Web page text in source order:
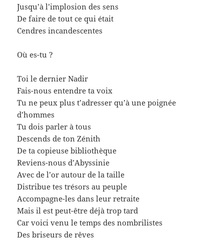
Jusqu’à l’implosion des sens
De faire de tout ce qui était
Cendres incandescentes
Où es-tu ?
Toi le dernier Nadir
Fais-nous entendre ta voix
Tu ne peux plus t’adresser qu’à une poignée
d’hommes
Tu dois parler à tous
Descends de ton Zénith
De ta copieuse bibliothèque
Reviens-nous d’Abyssinie
Avec de l’or autour de la taille
Distribue tes trésors au peuple
Accompagne-les dans leur retraite
Mais il est peut-être déjà trop tard
Car voici venu le temps des nombrilistes
Des briseurs de rêves